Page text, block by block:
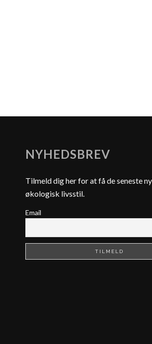
NYHEDSBREV
Tilmeld dig her for at få de seneste
økologisk livsstil.
Email